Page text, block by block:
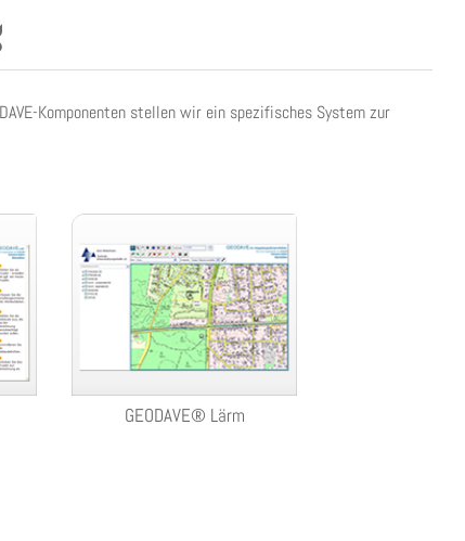
Komponenten stellen wir ein spezifisches System zur
GEODAVE® Lärm